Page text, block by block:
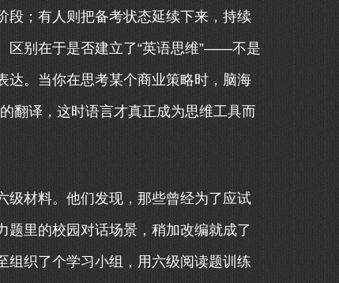
段；有人则把备考状态延续下来，持续
区别在于是否建立了“英语思维”——不是
达。当你在思考某个商业策略时，脑海
翻译，这时语言才真正成为思维工具而
级材料。他们发现，那些曾经为了应试
题里的校园对话场景，稍加改编就成了
组织了个学习小组，用六级阅读题训练